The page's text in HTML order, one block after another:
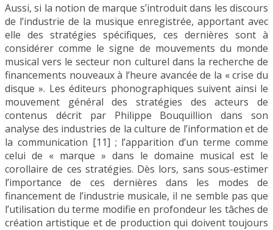
Aussi, si la notion de marque s’introduit dans les discours
de l’industrie de la musique enregistrée, apportant avec
elle des stratégies spécifiques, ces dernières sont à
considérer comme le signe de mouvements du monde
musical vers le secteur non culturel dans la recherche de
financements nouveaux à l’heure avancée de la « crise du
disque ». Les éditeurs phonographiques suivent ainsi le
mouvement général des stratégies des acteurs de
contenus décrit par Philippe Bouquillion dans son
analyse des industries de la culture de l’information et de
la communication [11] ; l’apparition d’un terme comme
celui de « marque » dans le domaine musical est le
corollaire de ces stratégies. Dès lors, sans sous-estimer
l’importance de ces dernières dans les modes de
financement de l’industrie musicale, il ne semble pas que
l’utilisation du terme modifie en profondeur les tâches de
création artistique et de production qui doivent toujours